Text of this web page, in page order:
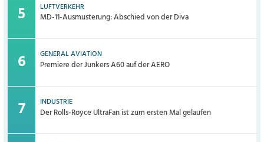
LUFTVERKEHR
MD-11-Ausmusterung: Abschied von der Diva
GENERAL AVIATION
Premiere der Junkers A60 auf der AERO
INDUSTRIE
Der Rolls-Royce UltraFan ist zum ersten Mal gelaufen